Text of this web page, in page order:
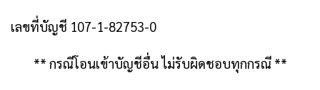
เลขที่บัญชี 107-1-82753-0
** กรณีโอนเข้าบัญชีอื่น ไม่รับผิดชอบทุกกรณี **